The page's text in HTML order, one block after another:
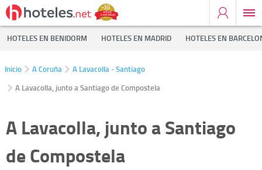
HOTELES EN BENIDORM HOTELES EN MADRID HOTELES EN
Inicio A Coruña
A Lavacolla - Santiago
A Lavacolla, junto a Santiago de Compostela
A Lavacolla, junto a Santiago
de Compostela